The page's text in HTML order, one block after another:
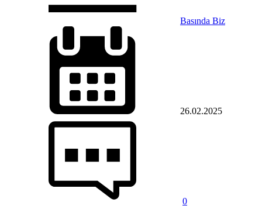
Basında Biz
26.02.2025
0